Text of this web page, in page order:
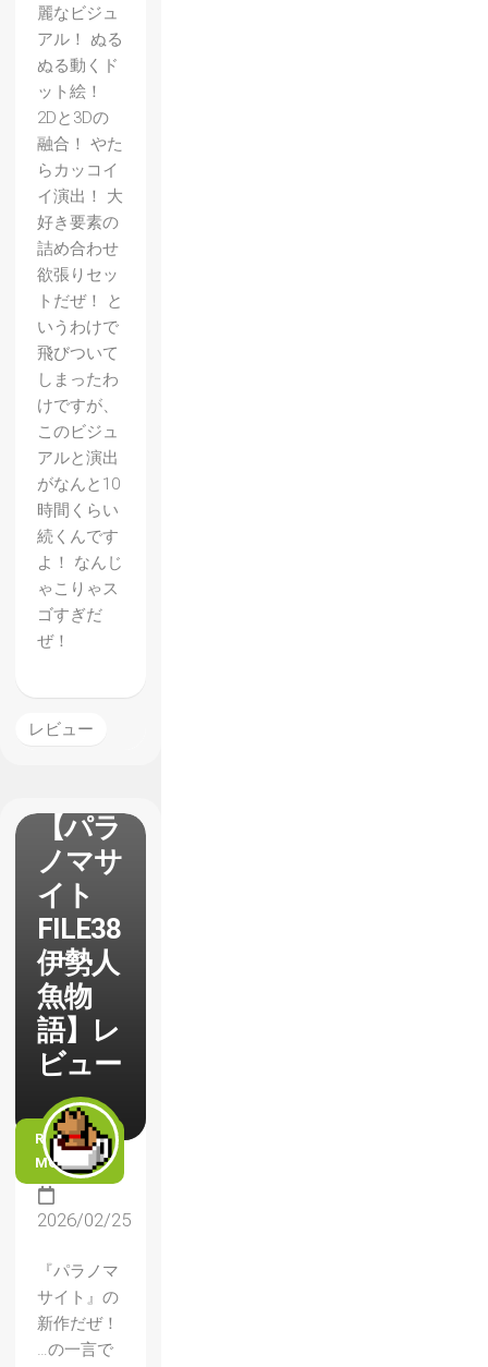
麗なビジュ
アル！ ぬる
ぬる動くド
ット絵！
2Dと3Dの
融合！ やた
らカッコイ
イ演出！ 大
好き要素の
詰め合わせ
欲張りセッ
トだぜ！ と
いうわけで
飛びついて
しまったわ
けですが、
このビジュ
アルと演出
がなんと10
時間くらい
続くんです
よ！ なんじ
ゃこりゃス
ゴすぎだ
ぜ！
レビュー
【パラ
ノマサ
イト
FILE38
伊勢人
魚物
語】レ
ビュー
READ
MORE
2026/02/25
『パラノマ
サイト』の
新作だぜ！
…の一言で